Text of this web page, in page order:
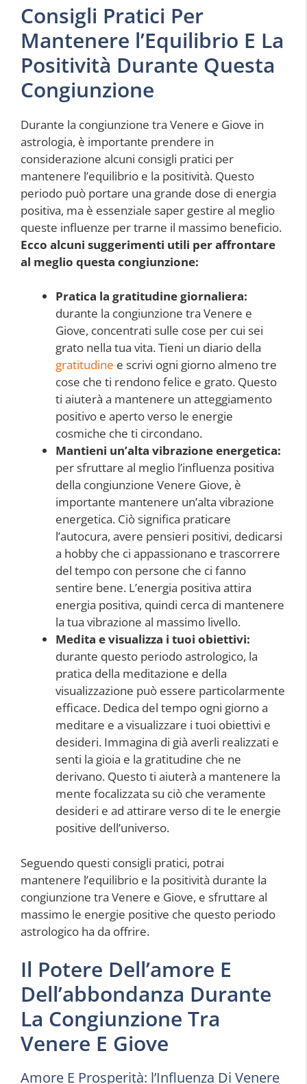
Consigli Pratici Per
Mantenere l’Equilibrio E La
Positività Durante Questa
Congiunzione
Durante la congiunzione tra Venere e Giove in
astrologia, è importante prendere in
considerazione alcuni consigli pratici per
mantenere l’equilibrio e la positività. Questo
periodo può portare una grande dose di energia
positiva, ma è essenziale saper gestire al meglio
queste influenze per trarne il massimo beneficio.
Ecco alcuni suggerimenti utili per affrontare
al meglio questa congiunzione:
Pratica la gratitudine giornaliera:
durante la congiunzione tra Venere e
Giove, concentrati sulle cose per cui sei
grato nella tua vita. Tieni un diario della
gratitudine e scrivi ogni giorno almeno tre
cose che ti rendono felice e grato. Questo
ti aiuterà a mantenere un atteggiamento
positivo e aperto verso le energie
cosmiche che ti circondano.
Mantieni un’alta vibrazione energetica:
per sfruttare al meglio l’influenza positiva
della congiunzione Venere Giove, è
importante mantenere un’alta vibrazione
energetica. Ciò significa praticare
l’autocura, avere pensieri positivi, dedicarsi
a hobby che ci appassionano e trascorrere
del tempo con persone che ci fanno
sentire bene. L’energia positiva attira
energia positiva, quindi cerca di mantenere
la tua vibrazione al massimo livello.
Medita e visualizza i tuoi obiettivi:
durante questo periodo astrologico, la
pratica della meditazione e della
visualizzazione può essere particolarmente
efficace. Dedica del tempo ogni giorno a
meditare e a visualizzare i tuoi obiettivi e
desideri. Immagina di già averli realizzati e
senti la gioia e la gratitudine che ne
derivano. Questo ti aiuterà a mantenere la
mente focalizzata su ciò che veramente
desideri e ad attirare verso di te le energie
positive dell’universo.
Seguendo questi consigli pratici, potrai
mantenere l’equilibrio e la positività durante la
congiunzione tra Venere e Giove, e sfruttare al
massimo le energie positive che questo periodo
astrologico ha da offrire.
Il Potere Dell’amore E
Dell’abbondanza Durante
La Congiunzione Tra
Venere E Giove
Amore E Prosperità: l’Influenza Di Venere